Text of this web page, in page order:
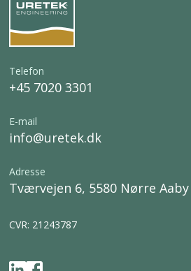
Telefon
+45 7020 3301
E-mail
info@uretek.dk
Adresse
Tværvejen 6, 5580 Nørre Aaby
CVR: 21243787